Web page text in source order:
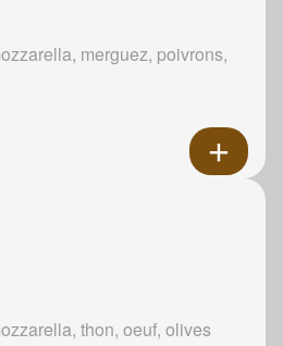
merguez, poivrons,
thon, oeuf, olives